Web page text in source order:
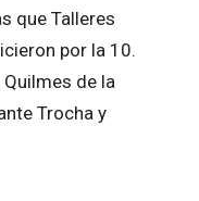
que Talleres
por la 10.
de la
Trocha y